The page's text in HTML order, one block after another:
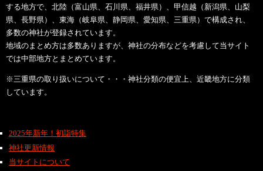
する地方で、北陸（富山県、石川県、福井県）、甲信越（新潟県、山梨
県、長野県）、東海（岐阜県、静岡県、愛知県、三重県）で構成され、
多数の神社が登録されています。
地域のまとめ方は多数ありますが、神社の分布などを考慮して当サイト
では中部地方とまとめています。
※三重県の取り扱いについて・・・神社分類の便宜上、近畿地方に分類
しています。
2025年新年！初詣特集
神社更新情報
当サイトについて